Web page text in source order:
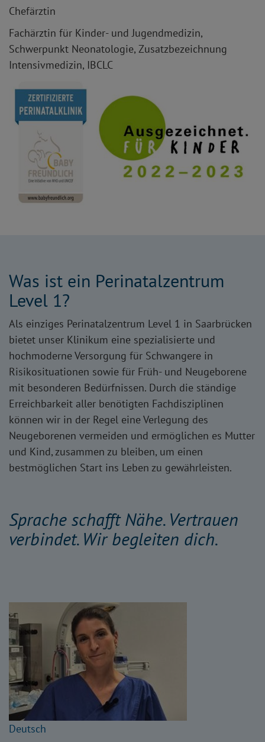
Chefärztin
Fachärztin für Kinder- und Jugendmedizin,
Schwerpunkt Neonatologie, Zusatzbezeichnung
Intensivmedizin, IBCLC
Was ist ein Perinatalzentrum
Level 1?
Als einziges Perinatalzentrum Level 1 in Saarbrücken
bietet unser Klinikum eine spezialisierte und
hochmoderne Versorgung für Schwangere in
Risikosituationen sowie für Früh- und Neugeborene
mit besonderen Bedürfnissen. Durch die ständige
Erreichbarkeit aller benötigten Fachdisziplinen
können wir in der Regel eine Verlegung des
Neugeborenen vermeiden und ermöglichen es Mutter
und Kind, zusammen zu bleiben, um einen
bestmöglichen Start ins Leben zu gewährleisten.
Sprache schafft Nähe. Vertrauen
verbindet. Wir begleiten dich.
Deutsch